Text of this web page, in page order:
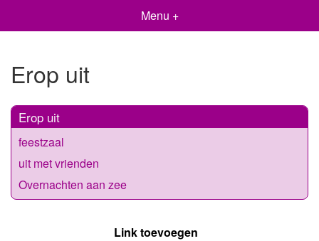
Menu +
Erop uit
Erop uit
feestzaal
uit met vrienden
Overnachten aan zee
Link toevoegen